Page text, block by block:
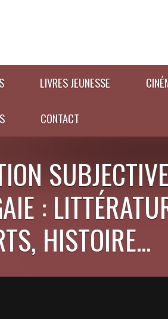
LIVRES JEUNESSE
CONTACT
:
HISTOIRE...